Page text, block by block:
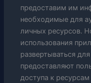
предоставим им
необходимые для
личных ресурсов.
использования
развертываться
предоставляют
доступа к